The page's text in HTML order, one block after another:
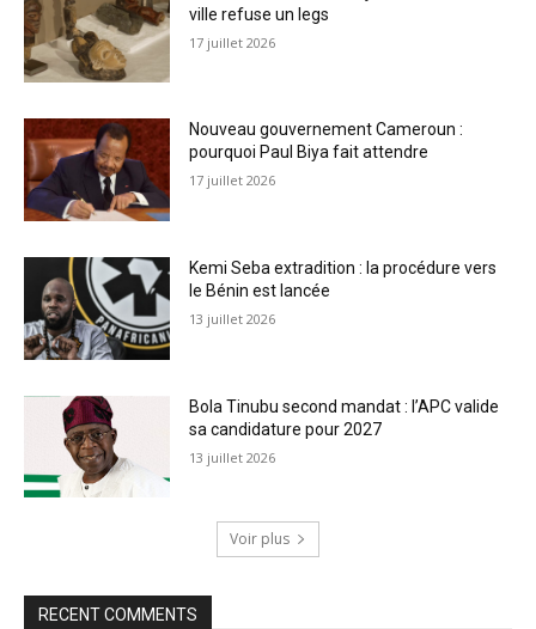
ville refuse un legs
17 juillet 2026
Nouveau gouvernement Cameroun :
pourquoi Paul Biya fait attendre
17 juillet 2026
Kemi Seba extradition : la procédure vers
le Bénin est lancée
13 juillet 2026
Bola Tinubu second mandat : l’APC valide
sa candidature pour 2027
13 juillet 2026
Voir plus
RECENT COMMENTS